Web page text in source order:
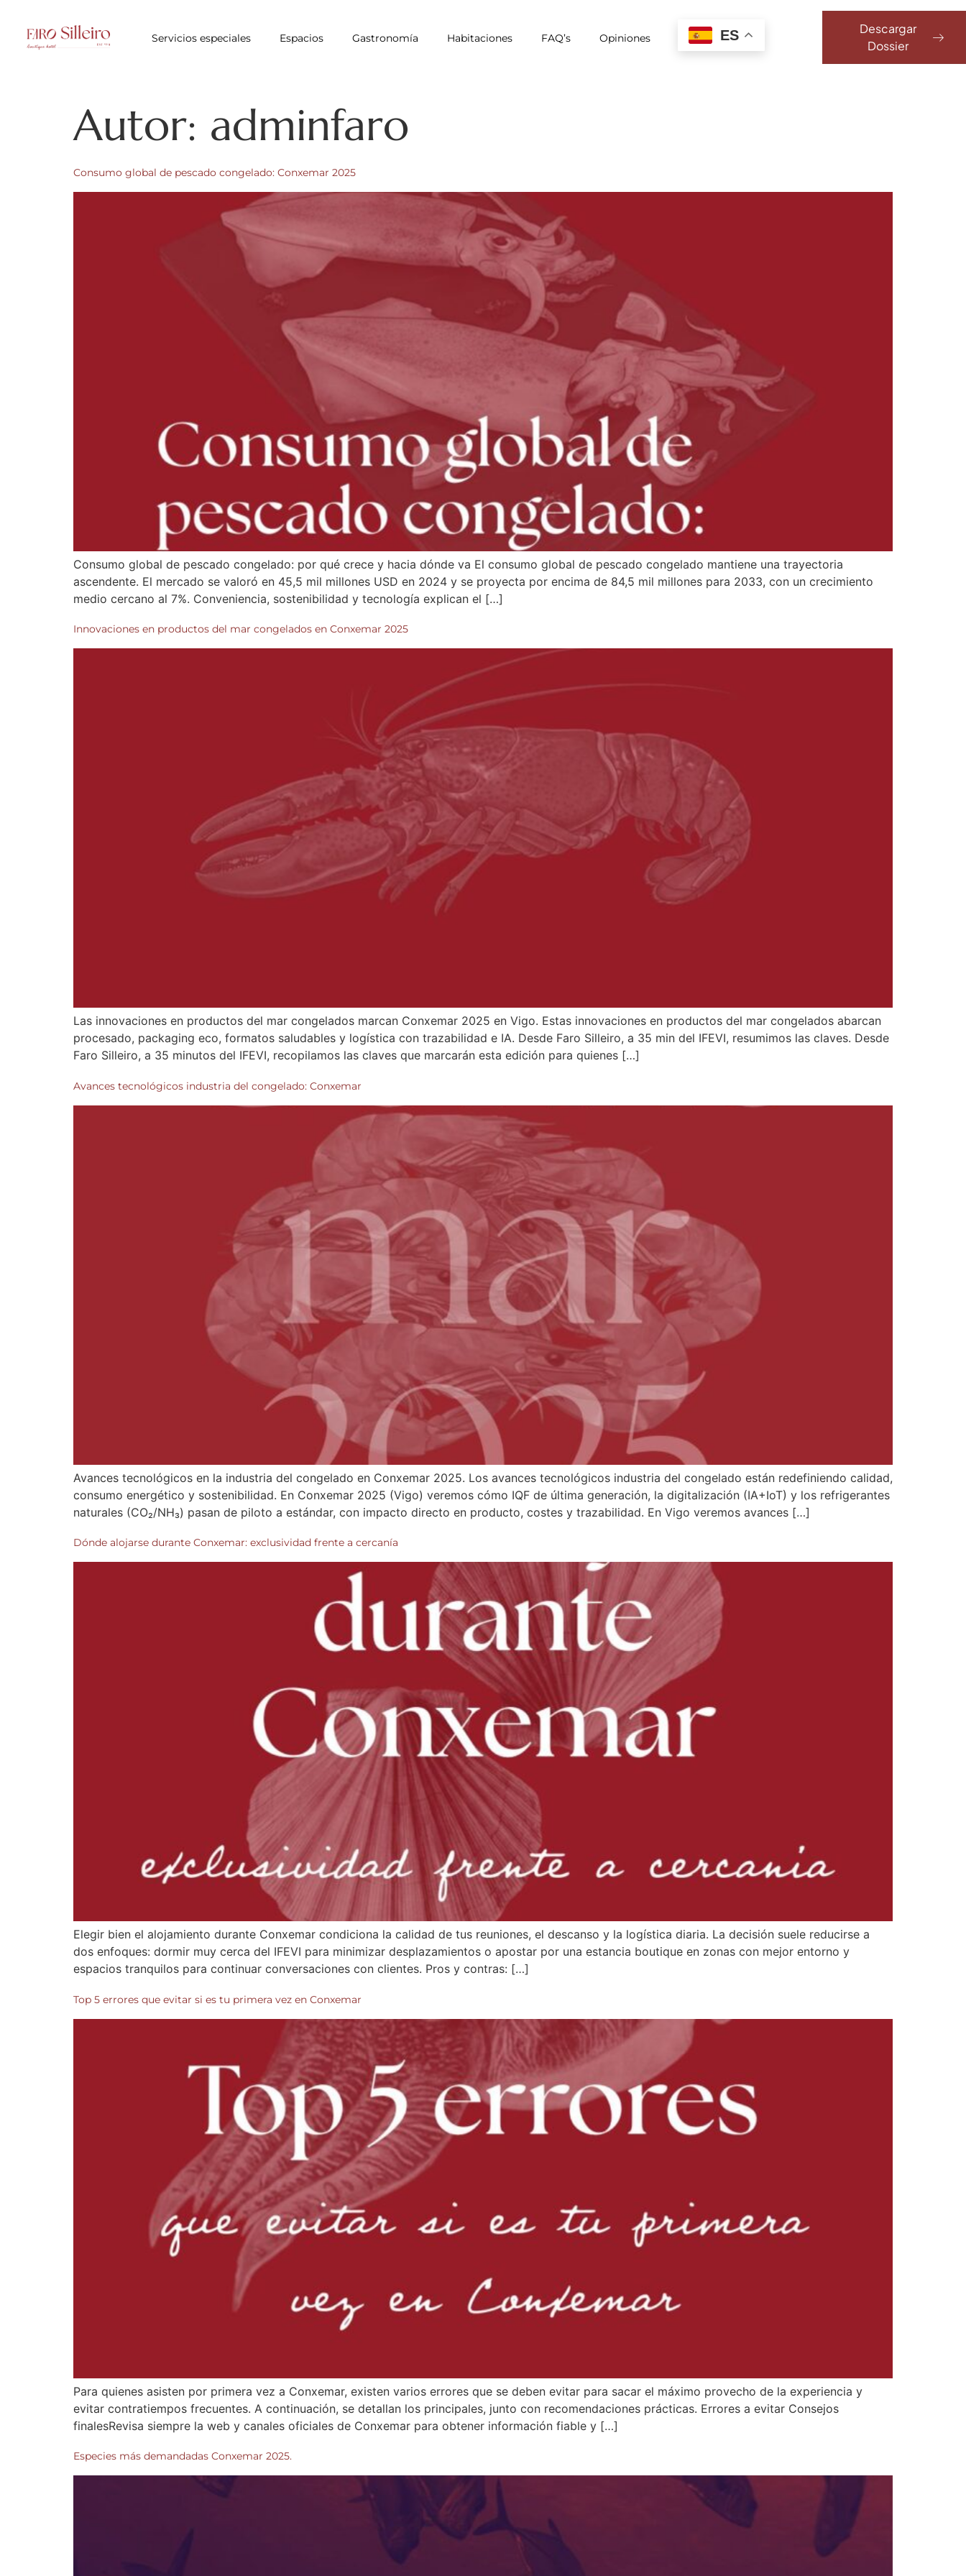
Servicios especiales Espacios Gastronomía Habitaciones FAQ’s Opiniones ES
Descargar
Dossier
Autor: adminfaro
Consumo global de pescado congelado: Conxemar 2025
Consumo global de pescado congelado: por qué crece y hacia dónde va El consumo global de pescado congelado mantiene una trayectoria
ascendente. El mercado se valoró en 45,5 mil millones USD en 2024 y se proyecta por encima de 84,5 mil millones para 2033, con un crecimiento
medio cercano al 7%. Conveniencia, sostenibilidad y tecnología explican el […]
Innovaciones en productos del mar congelados en Conxemar 2025
Las innovaciones en productos del mar congelados marcan Conxemar 2025 en Vigo. Estas innovaciones en productos del mar congelados abarcan
procesado, packaging eco, formatos saludables y logística con trazabilidad e IA. Desde Faro Silleiro, a 35 min del IFEVI, resumimos las claves. Desde
Faro Silleiro, a 35 minutos del IFEVI, recopilamos las claves que marcarán esta edición para quienes […]
Avances tecnológicos industria del congelado: Conxemar
Avances tecnológicos en la industria del congelado en Conxemar 2025. Los avances tecnológicos industria del congelado están redefiniendo calidad,
consumo energético y sostenibilidad. En Conxemar 2025 (Vigo) veremos cómo IQF de última generación, la digitalización (IA+IoT) y los refrigerantes
naturales (CO₂/NH₃) pasan de piloto a estándar, con impacto directo en producto, costes y trazabilidad. En Vigo veremos avances […]
Dónde alojarse durante Conxemar: exclusividad frente a cercanía
Elegir bien el alojamiento durante Conxemar condiciona la calidad de tus reuniones, el descanso y la logística diaria. La decisión suele reducirse a
dos enfoques: dormir muy cerca del IFEVI para minimizar desplazamientos o apostar por una estancia boutique en zonas con mejor entorno y
espacios tranquilos para continuar conversaciones con clientes. Pros y contras: […]
Top 5 errores que evitar si es tu primera vez en Conxemar
Para quienes asisten por primera vez a Conxemar, existen varios errores que se deben evitar para sacar el máximo provecho de la experiencia y
evitar contratiempos frecuentes. A continuación, se detallan los principales, junto con recomendaciones prácticas. Errores a evitar Consejos
finalesRevisa siempre la web y canales oficiales de Conxemar para obtener información fiable y […]
Especies más demandadas Conxemar 2025.